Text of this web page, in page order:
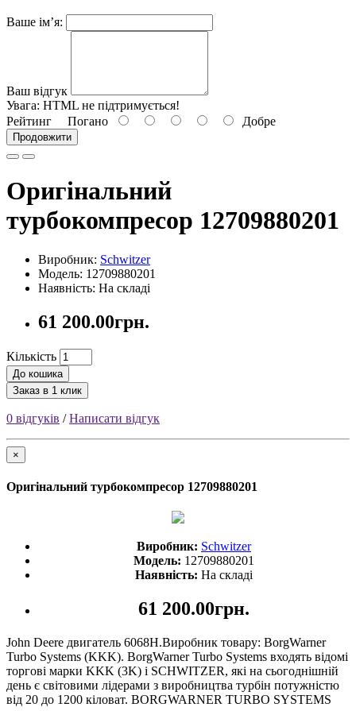
Ваше ім’я:
Ваш відгук
Увага: HTML не підтримується!
Рейтинг Погано Добре
Продовжити
Оригінальний
турбокомпресор 12709880201
Виробник: Schwitzer
Модель: 12709880201
Наявність: На складі
61 200.00грн.
Кількість
До кошика
Заказ в 1 клик
0 відгуків /Написати відгук
×
Оригінальний турбокомпресор 12709880201
Виробник: Schwitzer
Модель: 12709880201
Наявність: На складі
61 200.00грн.
John Deere двигатель 6068H.Виробник товару: BorgWarner
Turbo Systems (KKK). BorgWarner Turbo Systems входять відомі
торгові марки KKK (3K) і SCHWITZER, які на сьогоднішній
день є світовими лідерами з виробництва турбін потужністю
від 20 до 1200 кіловат. BORGWARNER TURBO SYSTEMS